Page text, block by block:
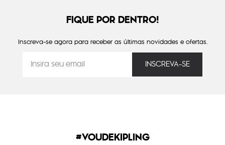
FIQUE POR DENTRO!
Inscreva-se agora para receber as últimas novidades e ofertas.
#VOUDEKIPLING